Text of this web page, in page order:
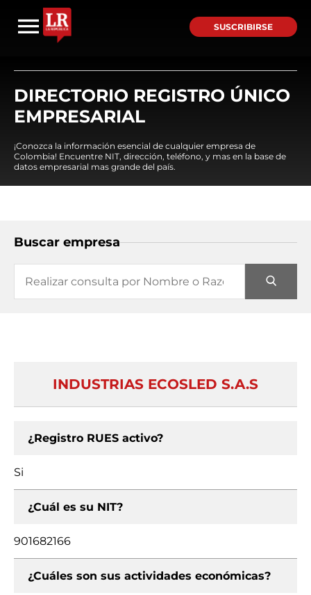
SUSCRIBIRSE
DIRECTORIO REGISTRO ÚNICO
EMPRESARIAL
¡Conozca la información esencial de cualquier empresa de
Colombia! Encuentre NIT, dirección, teléfono, y mas en la base de
datos empresarial mas grande del país.
Buscar empresa
INDUSTRIAS ECOSLED S.A.S
¿Registro RUES activo?
Si
¿Cuál es su NIT?
901682166
¿Cuáles son sus actividades económicas?